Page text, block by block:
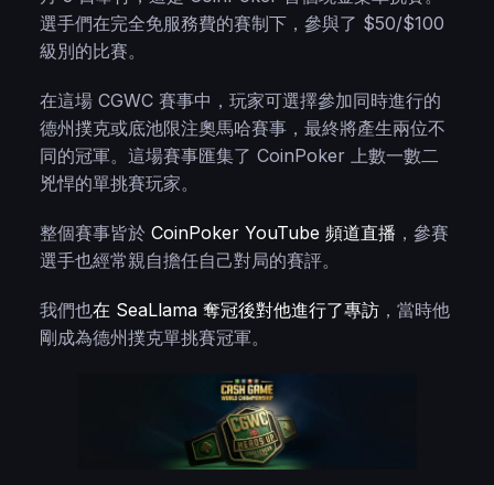
選手們在完全免服務費的賽制下，參與了 $50/$100
級別的比賽。
在這場 CGWC 賽事中，玩家可選擇參加同時進行的
德州撲克或底池限注奧馬哈賽事，最終將產生兩位不
同的冠軍。這場賽事匯集了 CoinPoker 上數一數二
兇悍的單挑賽玩家。
整個賽事皆於 CoinPoker YouTube 頻道直播 ，參賽
選手也經常親自擔任自己對局的賽評。
我們也在 SeaLlama 奪冠後對他進行了專訪 ，當時他
剛成為德州撲克單挑賽冠軍。